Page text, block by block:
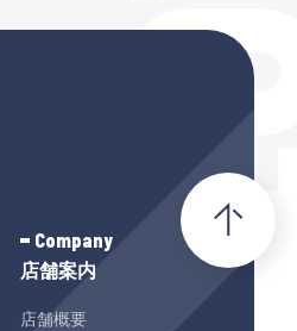
店舗案内
Company
店舗概要